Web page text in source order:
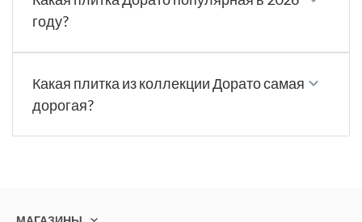
году?
Какая плитка из коллекции Дорато самая
дорогая?